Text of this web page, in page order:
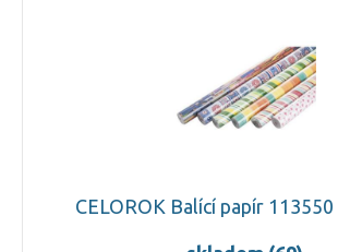
CELOROK Balící papír 113550